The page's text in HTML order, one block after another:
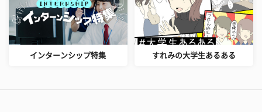
インターンシップ特集 すれみの大学生あるある